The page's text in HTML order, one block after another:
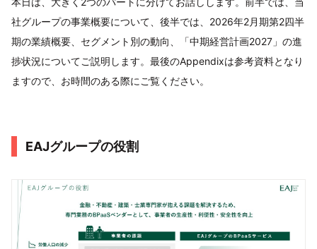
社グループの事業概要について、後半では、2026年2月期第2四半
期の業績概要、セグメント別の動向、「中期経営計画2027」の進
捗状況についてご説明します。最後のAppendixは参考資料となり
ますので、お時間のある際にご覧ください。
EAJグループの役割